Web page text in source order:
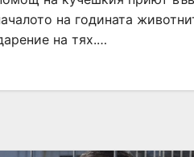
на годината
на тях.…